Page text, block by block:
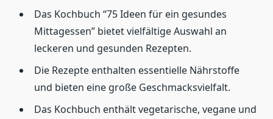
Das Kochbuch “75 Ideen für ein gesundes
Mittagessen” bietet vielfältige Auswahl an
leckeren und gesunden Rezepten.
Die Rezepte enthalten essentielle Nährstoffe
und bieten eine große Geschmacksvielfalt.
Das Kochbuch enthält vegetarische, vegane und